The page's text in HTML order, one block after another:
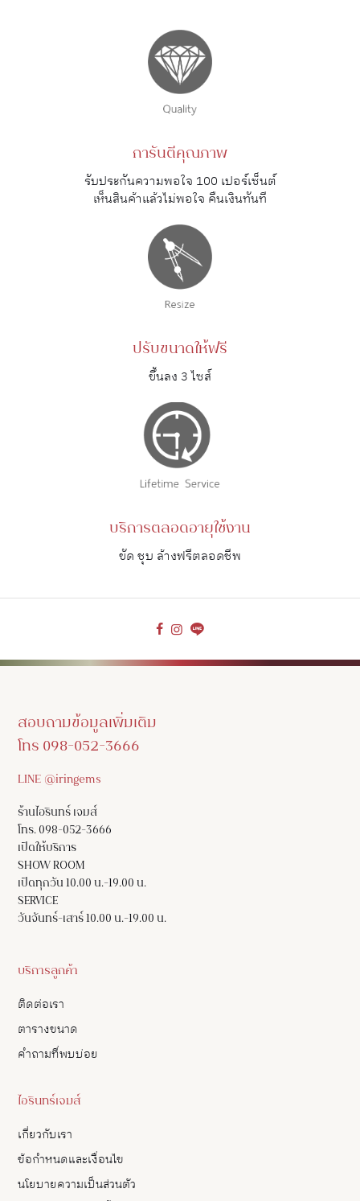
การันตีคุณภาพ
รับประกันความพอใจ 100 เปอร์เซ็นต์
เห็นสินค้าแล้วไม่พอใจ คืนเงินทันที
ปรับขนาดให้ฟรี
ขึ้นลง 3 ไซส์
บริการตลอดอายุใช้งาน
ขัด ชุบ ล้างฟรีตลอดชีพ
สอบถามข้อมูลเพิ่มเติม
โทร 098-052-3666
LINE @iringems
ร้านไอรินทร์ เจมส์
โทร. 098-052-3666
เปิดให้บริการ
SHOW ROOM
เปิดทุกวัน 10.00 น.-19.00 น.
SERVICE
วันจันทร์-เสาร์ 10.00 น.-19.00 น.
บริการลูกค้า
ติดต่อเรา
ตารางขนาด
คำถามที่พบบ่อย
ไอรินทร์เจมส์
เกี่ยวกับเรา
ข้อกำหนดและเงื่อนไข
นโยบายความเป็นส่วนตัว